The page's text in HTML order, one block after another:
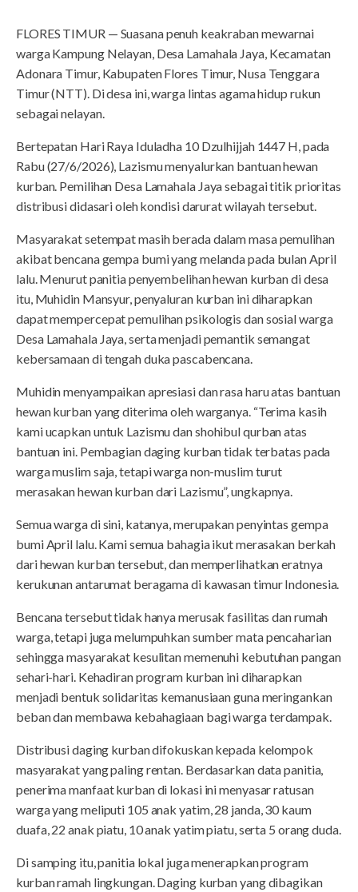
FLORES TIMUR — Suasana penuh keakraban mewarnai
warga Kampung Nelayan, Desa Lamahala Jaya, Kecamatan
Adonara Timur, Kabupaten Flores Timur, Nusa Tenggara
Timur (NTT). Di desa ini, warga lintas agama hidup rukun
sebagai nelayan.
Bertepatan Hari Raya Iduladha 10 Dzulhijjah 1447 H, pada
Rabu (27/6/2026), Lazismu menyalurkan bantuan hewan
kurban. Pemilihan Desa Lamahala Jaya sebagai titik prioritas
distribusi didasari oleh kondisi darurat wilayah tersebut.
Masyarakat setempat masih berada dalam masa pemulihan
akibat bencana gempa bumi yang melanda pada bulan April
lalu. Menurut panitia penyembelihan hewan kurban di desa
itu, Muhidin Mansyur, penyaluran kurban ini diharapkan
dapat mempercepat pemulihan psikologis dan sosial warga
Desa Lamahala Jaya, serta menjadi pemantik semangat
kebersamaan di tengah duka pascabencana.
Muhidin menyampaikan apresiasi dan rasa haru atas bantuan
hewan kurban yang diterima oleh warganya. “Terima kasih
kami ucapkan untuk Lazismu dan shohibul qurban atas
bantuan ini. Pembagian daging kurban tidak terbatas pada
warga muslim saja, tetapi warga non-muslim turut
merasakan hewan kurban dari Lazismu”, ungkapnya.
Semua warga di sini, katanya, merupakan penyintas gempa
bumi April lalu. Kami semua bahagia ikut merasakan berkah
dari hewan kurban tersebut, dan memperlihatkan eratnya
kerukunan antarumat beragama di kawasan timur Indonesia.
Bencana tersebut tidak hanya merusak fasilitas dan rumah
warga, tetapi juga melumpuhkan sumber mata pencaharian
sehingga masyarakat kesulitan memenuhi kebutuhan pangan
sehari-hari. Kehadiran program kurban ini diharapkan
menjadi bentuk solidaritas kemanusiaan guna meringankan
beban dan membawa kebahagiaan bagi warga terdampak.
Distribusi daging kurban difokuskan kepada kelompok
masyarakat yang paling rentan. Berdasarkan data panitia,
penerima manfaat kurban di lokasi ini menyasar ratusan
warga yang meliputi 105 anak yatim, 28 janda, 30 kaum
duafa, 22 anak piatu, 10 anak yatim piatu, serta 5 orang duda.
Di samping itu, panitia lokal juga menerapkan program
kurban ramah lingkungan. Daging kurban yang dibagikan